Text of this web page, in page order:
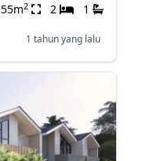
55m2 2 1
1 tahun yang lalu